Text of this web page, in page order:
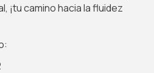
¡tu camino hacia la fluidez